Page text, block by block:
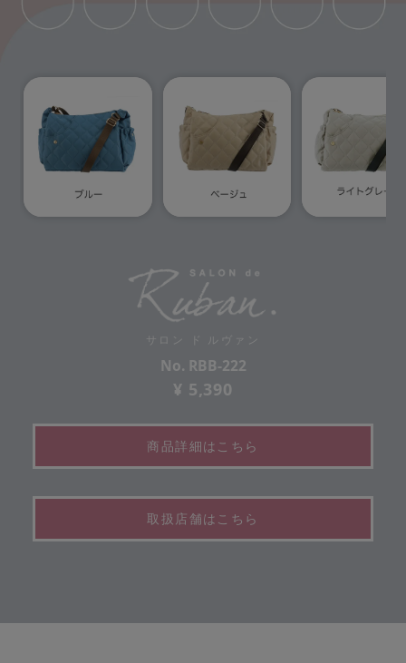
サロン ド ルヴァン
No. RBB-222
¥ 5,390
商品詳細はこちら
取扱店舗はこちら